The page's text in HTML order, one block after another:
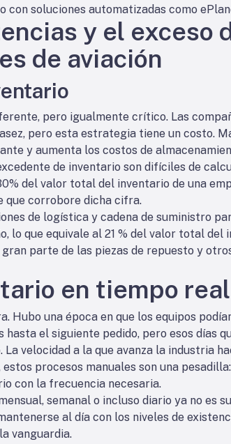
soluciones automatizadas como
y el exceso
de aviación
pero igualmente crítico. Las
pero esta estrategia tiene un costo.
y aumenta los costos de
de inventario son difíciles de
del valor total del inventario de una
que corrobore dicha cifra.
de logística y cadena de suministro
lo que equivale al 21 % del valor total del
parte de las piezas de repuesto y
en tiempo
Hubo una época en que los equipos
el siguiente pedido, pero esos días
velocidad a la que avanza la industria
procesos manuales son una
con la frecuencia necesaria.
semanal o incluso diario ya no es
al día con los niveles de
vanguardia.